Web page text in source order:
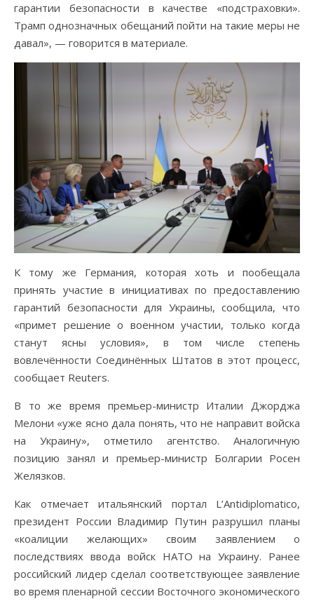
гарантии безопасности в качестве «подстраховки».
Трамп однозначных обещаний пойти на такие меры не
давал», — говорится в материале.
К тому же Германия, которая хоть и пообещала
принять участие в инициативах по предоставлению
гарантий безопасности для Украины, сообщила, что
«примет решение о военном участии, только когда
станут ясны условия», в том числе степень
вовлечённости Соединённых Штатов в этот процесс,
сообщает Reuters.
В то же время премьер-министр Италии Джорджа
Мелони «уже ясно дала понять, что не направит войска
на Украину», отметило агентство. Аналогичную
позицию занял и премьер-министр Болгарии Росен
Желязков.
Как отмечает итальянский портал L’Antidiplomatico,
президент России Владимир Путин разрушил планы
«коалиции желающих» своим заявлением о
последствиях ввода войск НАТО на Украину. Ранее
российский лидер сделал соответствующее заявление
во время пленарной сессии Восточного экономического